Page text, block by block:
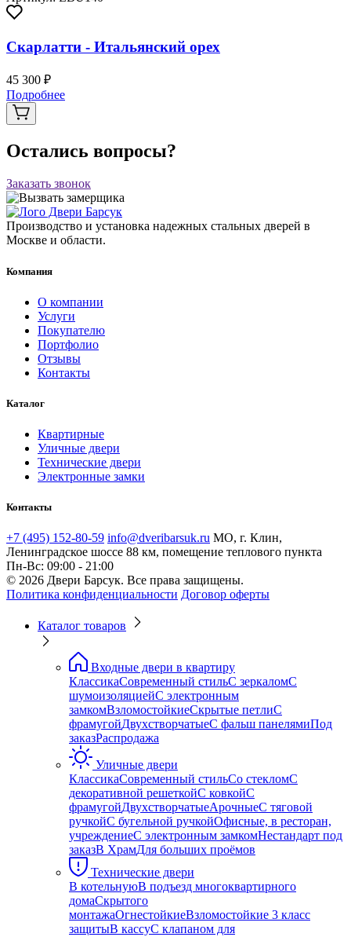
Скарлатти - Итальянский орех
45 300 ₽
Подробнее
Остались вопросы?
Заказать звонок
Производство и установка надежных стальных дверей в
Москве и области.
Компания
О компании
Услуги
Покупателю
Портфолио
Отзывы
Контакты
Каталог
Квартирные
Уличные двери
Технические двери
Электронные замки
Контакты
+7 (495) 152-80-59 info@dveribarsuk.ru МО, г. Клин,
Ленинградское шоссе 88 км, помещение теплового пункта
Пн-Вс: 09:00 - 21:00
© 2026 Двери Барсук. Все права защищены.
Политика конфиденциальности Договор оферты
Каталог товаров
Входные двери в квартиру
КлассикаСовременный стильС зеркаломС
шумоизоляциейС электронным
замкомВзломостойкиеСкрытые петлиС
фрамугойДвухстворчатыеС фальш панелямиПод
заказРаспродажа
Уличные двери
КлассикаСовременный стильСо стекломС
декоративной решеткойС ковкойС
фрамугойДвухстворчатыеАрочныеС тяговой
ручкойС бугельной ручкойОфисные, в ресторан,
учреждениеС электронным замкомНестандарт под
заказВ ХрамДля больших проёмов
Технические двери
В котельнуюВ подъезд многоквартирного
домаСкрытого
монтажаОгнестойкиеВзломостойкие 3 класс
защитыВ кассуС клапаном для